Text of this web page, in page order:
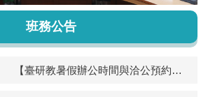
班務公告
【臺研教暑假辦公時間與洽公預約提醒】